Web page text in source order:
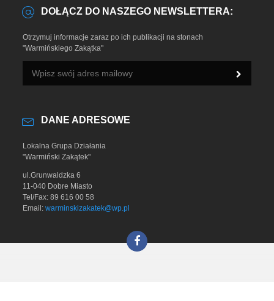
DOŁĄCZ DO NASZEGO NEWSLETTERA:
Otrzymuj informacje zaraz po ich publikacji na stonach
"Warmińskiego Zakątka"
DANE ADRESOWE
Lokalna Grupa Działania
"Warmiński Zakątek"
ul.Grunwaldzka 6
11-040 Dobre Miasto
Tel/Fax: 89 616 00 58
Email:warminskizakatek@wp.pl